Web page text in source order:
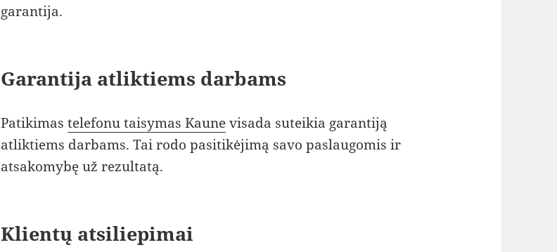
garantija.
Garantija atliktiems darbams
Patikimastelefonu taisymas Kaunevisada suteikia garantiją
atliktiems darbams. Tai rodo pasitikėjimą savo paslaugomis ir
atsakomybę už rezultatą.
Klientų atsiliepimai